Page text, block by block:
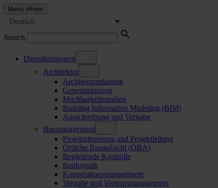
Menü öffnen
Deutsch
Search
Dienstleistungen
Architektur
Architekturplanung
Generalplanung
Machbarkeitsstudien
Building Information Modeling (BIM)
Ausschreibung und Vergabe
Baumanagement
Projektsteuerung und Projektleitung
Örtliche Bauaufsicht (ÖBA)
Begleitende Kontrolle
Baulogistik
Kooperationsmanagement
Vergabe und Vertragsmanagement